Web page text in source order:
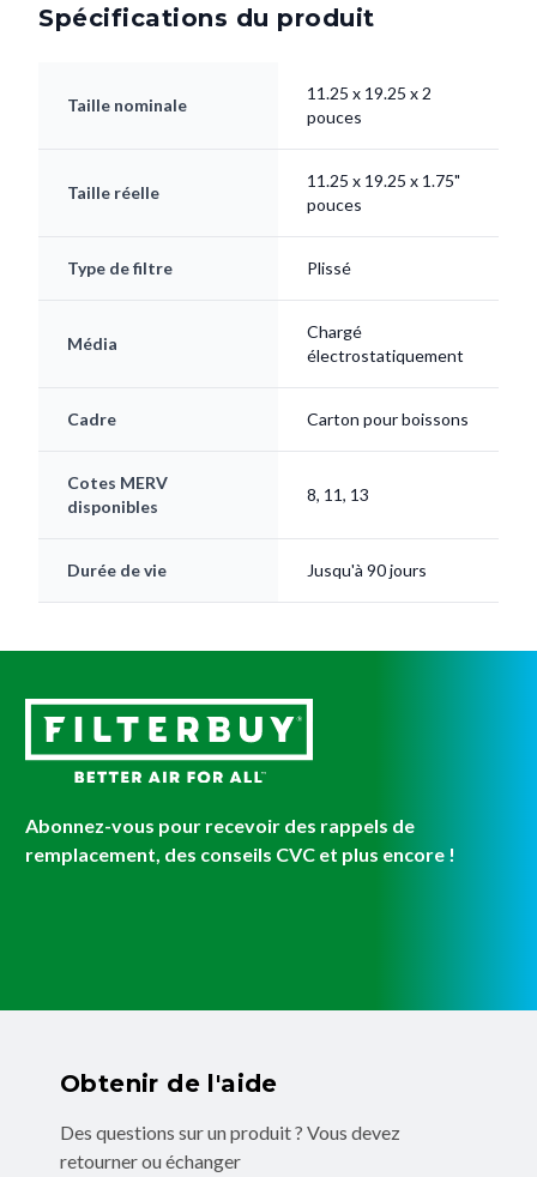
Spécifications du produit
Taille nominale
11.25 x 19.25 x 2
pouces
Taille réelle
11.25 x 19.25 x 1.75"
pouces
Type de filtre Plissé
Média
Chargé
électrostatiquement
Cadre Carton pour boissons
Cotes MERV
disponibles
8, 11, 13
Durée de vie Jusqu'à 90 jours
Abonnez-vous pour recevoir des rappels de
remplacement, des conseils CVC et plus encore !
Obtenir de l'aide
Des questions sur un produit ? Vous devez
retourner ou échanger